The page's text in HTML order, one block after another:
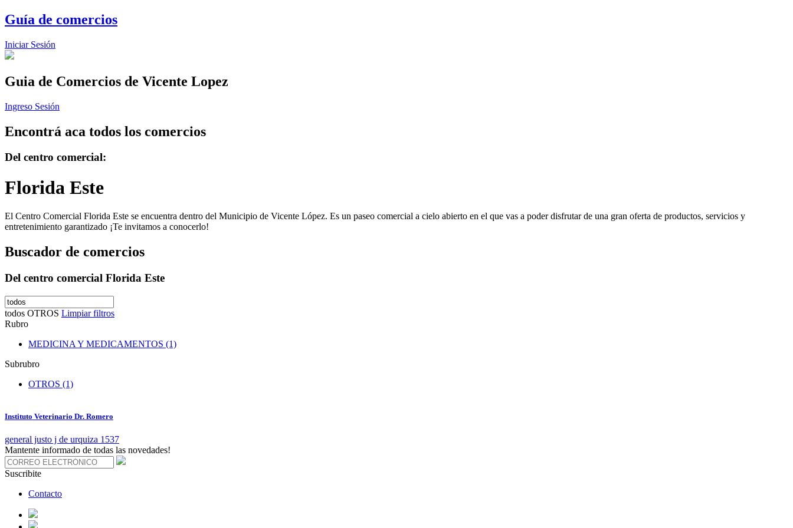
Guía de comercios
Iniciar Sesión
Guia de Comercios de Vicente Lopez
Ingreso Sesión
Encontrá aca todos los comercios
Del centro comercial:
Florida Este
El Centro Comercial Florida Este se encuentra dentro del Municipio de Vicente López. Es un paseo comercial a cielo abierto en el que vas a poder disfrutar de una gran oferta de productos, servicios y
entretenimiento garantizado ¡Te invitamos a conocerlo!
Buscador de comercios
Del centro comercial Florida Este
todos OTROS Limpiar filtros
Rubro
MEDICINA Y MEDICAMENTOS (1)
Subrubro
OTROS (1)
Instituto Veterinario Dr. Romero
general justo j de urquiza 1537
Mantente informado de todas las novedades!
Suscribite
Contacto